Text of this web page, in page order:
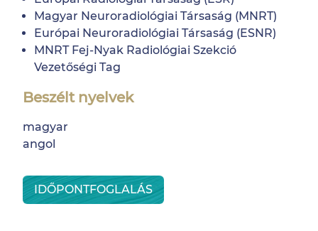
Magyar Neuroradiológiai Társaság (MNRT)
Európai Neuroradiológiai Társaság (ESNR)
MNRT Fej-Nyak Radiológiai Szekció
Vezetőségi Tag
Beszélt nyelvek
magyar
angol
IDŐPONTFOGLALÁS